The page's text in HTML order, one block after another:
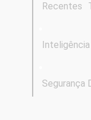
Recentes
Segurança